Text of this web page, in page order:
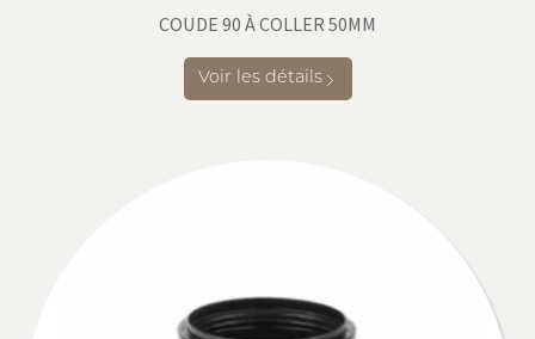
COUDE 90 À COLLER 50MM
Voir les détails